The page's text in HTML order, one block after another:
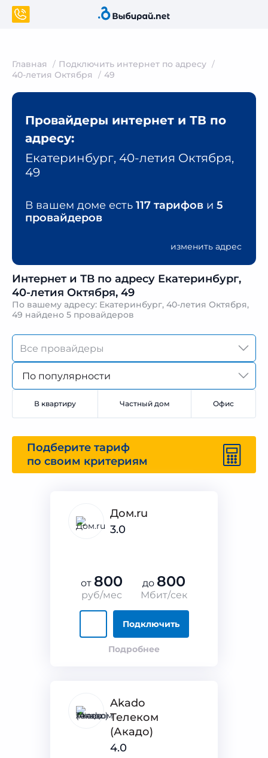
Главная
Подключить интернет по адресу
40-летия Октября
49
изменить адрес
Провайдеры интернет и ТВ по
адресу:
Екатеринбург, 40-летия Октября,
49
В вашем доме есть 117 тарифов и 5
провайдеров
Интернет и ТВ по адресу Екатеринбург,
40-летия Октября, 49
По вашему адресу: Екатеринбург, 40-летия Октября,
49 найдено 5 провайдеров
По популярности
В квартиру Частный дом Офис
Подберите тариф
по своим критериям
Дом.ru
3.0
от 800
руб/мес
до 800
Мбит/сек
Подключить
Подробнее
Akado
Телеком
(Акадо)
4.0